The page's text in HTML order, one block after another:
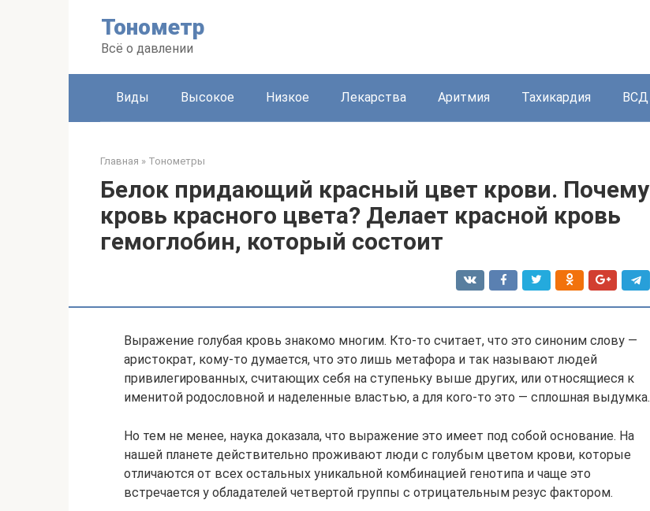
Тонометр
Всё о давлении
Виды Высокое Низкое Лекарства Аритмия Тахикардия ВСД
Главная » Тонометры
Белок придающий красный цвет крови. Почему
кровь красного цвета? Делает красной кровь
гемоглобин, который состоит
Выражение голубая кровь знакомо многим. Кто-то считает, что это синоним слову —
аристократ, кому-то думается, что это лишь метафора и так называют людей
привилегированных, считающих себя на ступеньку выше других, или относящиеся к
именитой родословной и наделенные властью, а для кого-то это — сплошная выдумка.
Но тем не менее, наука доказала, что выражение это имеет под собой основание. На
нашей планете действительно проживают люди с голубым цветом крови, которые
отличаются от всех остальных уникальной комбинацией генотипа и чаще это
встречается у обладателей четвертой группы с отрицательным резус фактором.